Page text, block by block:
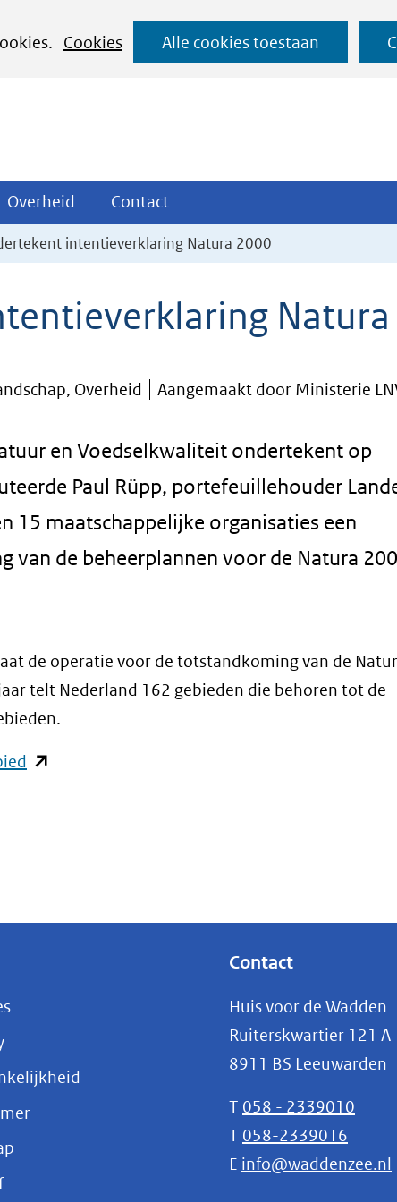
Cookies
Alle cookies toestaan
Ga
naar
Overheid Overheid
Uitklappen
Contact
Uitklappen
intentieverklaring Natura 2000
Overheid Aangemaakt door Ministerie
en Voedselkwaliteit ondertekent op
Paul Rüpp, portefeuillehouder
15 maatschappelijke organisaties een
de beheerplannen voor de Natura
de operatie voor de totstandkoming van de
telt Nederland 162 gebieden die behoren tot de
(opent
(opent
Contact
Huis voor de Wadden
Ruiterskwartier 121 A
8911 BS Leeuwarden
T 058 - 2339010
T 058-2339016
E info@waddenzee.nl